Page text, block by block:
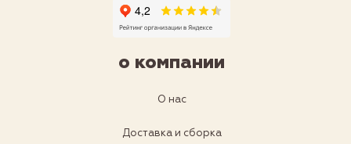
о компании
О нас
Доставка и сборка